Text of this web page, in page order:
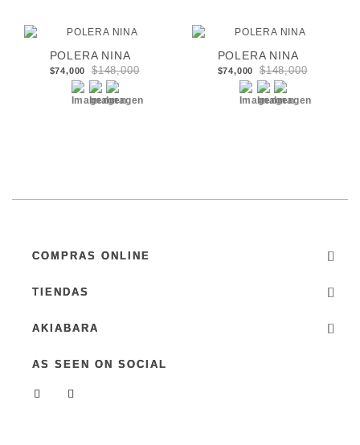
POLERA NINA
$74,000 $148,000
POLERA NINA
$74,000 $148,000
COMPRAS ONLINE
TIENDAS
AKIABARA
AS SEEN ON SOCIAL